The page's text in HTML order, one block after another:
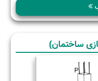
ساختمان)